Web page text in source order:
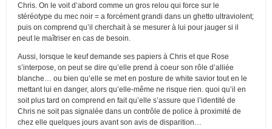
Chris. On le voit d’abord comme un gros relou qui force sur le
stéréotype du mec noir = a forcément grandi dans un ghetto ultraviolent;
puis on comprend qu’il cherchait à se mesurer à lui pour jauger si il
peut le maîtriser en cas de besoin.
Aussi, lorsque le keuf demande ses papiers à Chris et que Rose
s’interpose, on peut se dire qu’elle prend à coeur son rôle d’alliée
blanche… ou bien qu’elle se met en posture de white savior tout en le
mettant lui en danger, alors qu’elle-même ne risque rien. quoi qu’il en
soit plus tard on comprend en fait qu’elle s’assure que l’identité de
Chris ne soit pas signalée dans un contrôle de police à proximité de
chez elle quelques jours avant son avis de disparition…